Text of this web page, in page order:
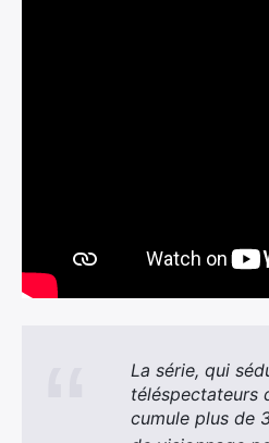
La série, qui
téléspectateurs
cumule plus de